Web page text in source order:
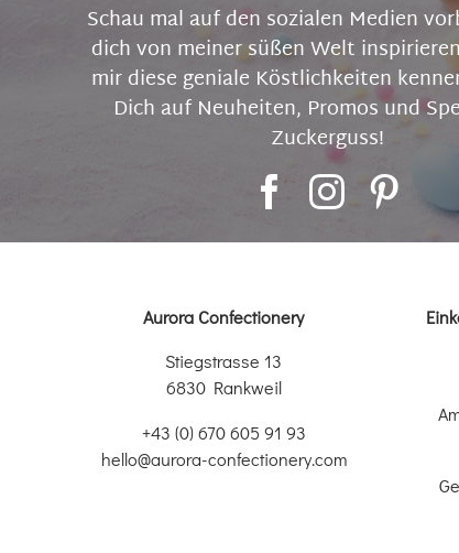
Schau mal auf den sozialen Medien
dich von meiner süßen Welt
mir diese geniale Köstlichkeiten
Dich auf Neuheiten, Promos und
Zuckerguss!
Aurora Confectionery
Stiegstrasse 13
6830 Rankweil
+43 (0) 670 605 91 93
hello@aurora-confectionery.com